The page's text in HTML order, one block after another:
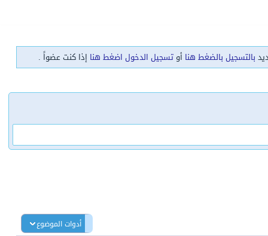
بالتسجيل بالضغط هنا أوتسجيل الدخول اضغط هنا إذا كنت عضواً .
أدوات الموضوع